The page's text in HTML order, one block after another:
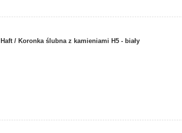
Haft / Koronka ślubna z kamieniami H5 - biały